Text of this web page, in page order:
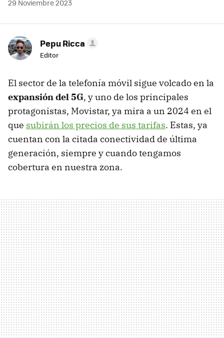
29 Noviembre 2023
Pepu Ricca
Editor
El sector de la telefonía móvil sigue volcado en la
expansión del 5G, y uno de los principales
protagonistas, Movistar, ya mira a un 2024 en el
que subirán los precios de sus tarifas. Estas, ya
cuentan con la citada conectividad de última
generación, siempre y cuando tengamos
cobertura en nuestra zona.